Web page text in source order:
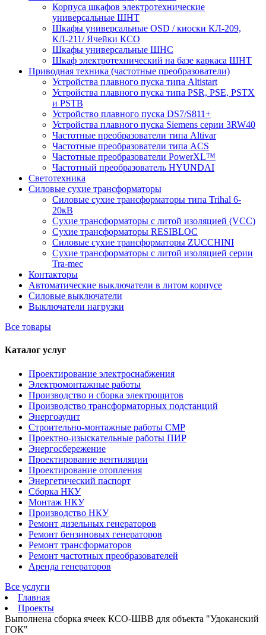
Корпуса шкафов электротехнические
универсальные ШНТ
Шкафы универсальные OSD / киоски КЛ-209,
КЛ-211/ Ячейки КСО
Шкафы универсальные ШНС
Шкаф электротехнический на базе каркаса ШНТ
Приводная техника (частотные преобразователи)
Устройства плавного пуска типа Altistart
Устройства плавного пуска типа PSR, PSE, PSTX
и PSTB
Устройство плавного пуска DS7/S811+
Устройства плавного пуска Siemens серии 3RW40
Частотные преобразователи типа Altivar
Частотные преобразователи типа ACS
Частотные преобразователи PowerXL™
Частотный преобразователь HYUNDAI
Светотехника
Силовые сухие трансформаторы
Силовые сухие трансформаторы типа Trihal 6-
20кВ
Сухие трансформаторы с литой изоляцией (VCC)
Сухие трансформаторы RESIBLOC
Силовые сухие трансформаторы ZUCCHINI
Сухие трансформаторы с литой изоляцией серии
Tra-mec
Контакторы
Автоматические выключатели в литом корпусе
Силовые выключатели
Выключатели нагрузки
Все товары
Каталог услуг
Проектирование электроснабжения
Электромонтажные работы
Производство и сборка электрощитов
Производство трансформаторных подстанций
Энергоаудит
Строительно-монтажные работы СМР
Проектно-изыскательные работы ПИР
Энергосбережение
Проектирование вентиляции
Проектирование отопления
Энергетический паспорт
Сборка НКУ
Монтаж НКУ
Производство НКУ
Ремонт дизельных генераторов
Ремонт бензиновых генераторов
Ремонт трансформаторов
Ремонт частотных преобразователей
Аренда генераторов
Все услуги
Главная
Проекты
Выполнена сборка ячеек КСО-ШВВ для объекта "Удоканский
ГОК"